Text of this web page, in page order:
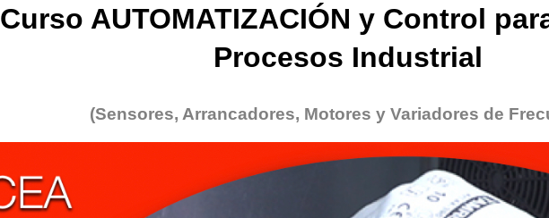
Curso AUTOMATIZACIÓN y Control
Procesos Industrial
(Sensores, Arrancadores, Motores y Variadores de